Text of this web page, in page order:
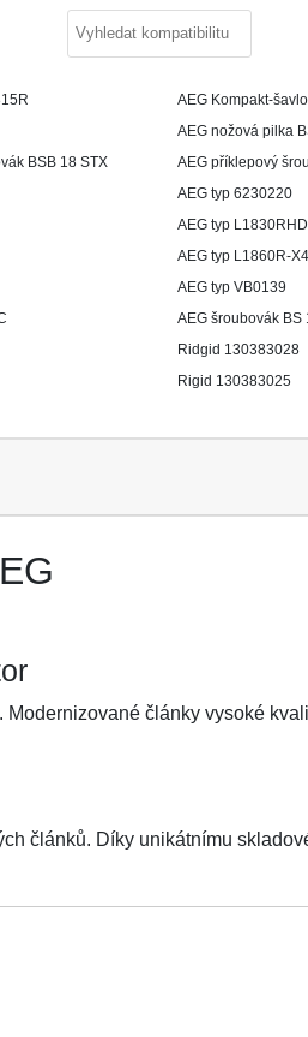
AEG Kompakt-
AEG nožová pilka
BSB 18 STX AEG příklepový
AEG typ 6230220
AEG typ L1830RHD
AEG typ L1860R-X4
AEG typ VB0139
AEG šroubovák BS
Ridgid 130383028
Rigid 130383025
články vysoké
článků. Díky unikátnímu